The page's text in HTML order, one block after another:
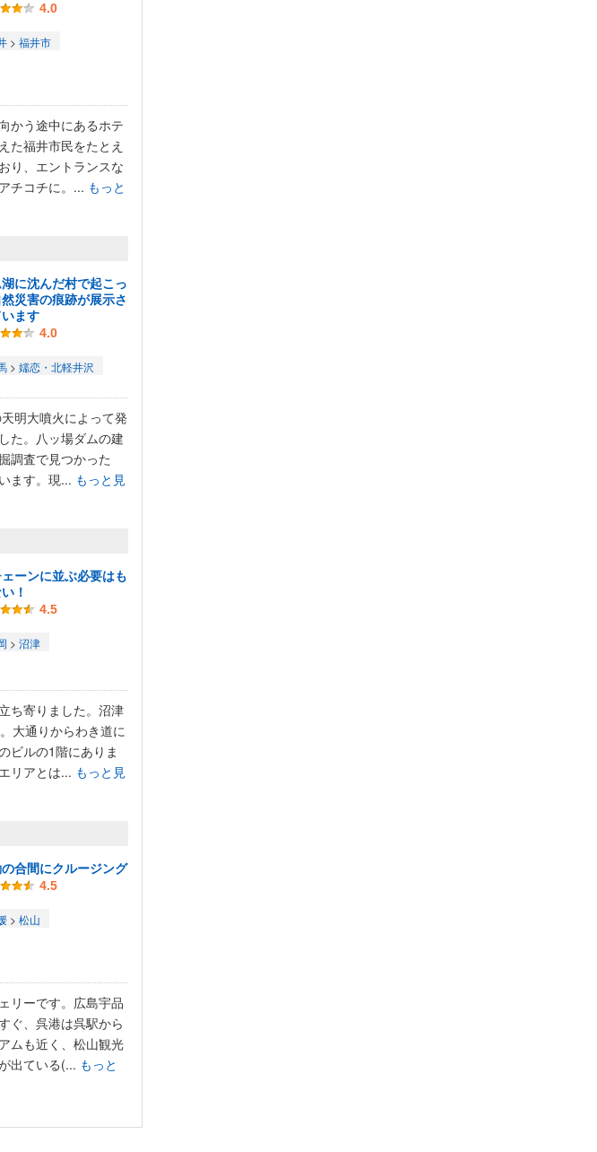
4.0
> 福井市
かう途中にあるホテ
た福井市民をたとえ
り、エントランスな
チコチに。... もっと
に沈んだ村で起こっ
災害の痕跡が展示さ
ます
4.0
> 嬬恋・北軽井沢
明大噴火によって発
た。八ッ場ダムの建
調査で見つかった
ます。現... もっと見
ーンに並ぶ必要はも
！
4.5
> 沼津
ち寄りました。沼津
大通りからわき道に
ビルの1階にありま
リアとは... もっと見
合間にクルージング
4.5
> 松山
リーです。広島宇品
ぐ、呉港は呉駅から
ムも近く、松山観光
出ている(... もっと